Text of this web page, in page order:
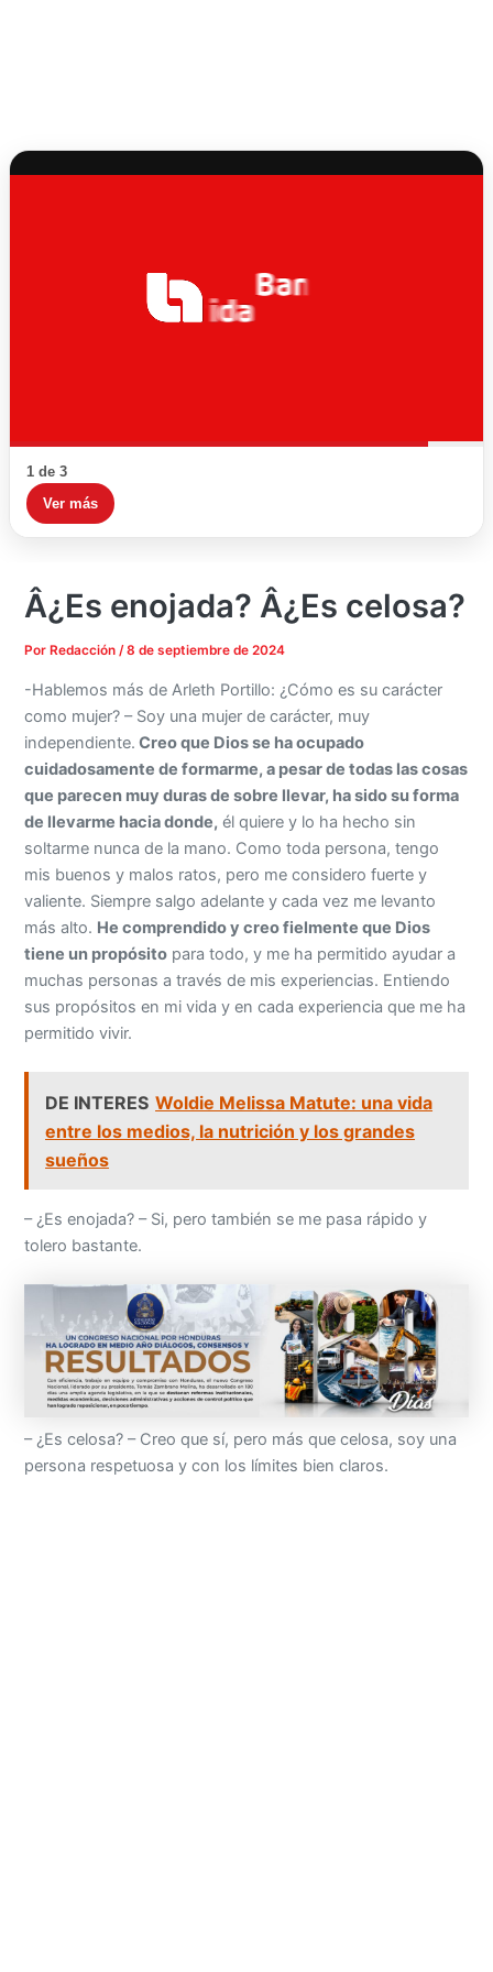
1 de 3
Ver más
Â¿Es enojada? Â¿Es celosa?
Por Redacción/8 de septiembre de 2024
-Hablemos más de Arleth Portillo: ¿Cómo es su carácter
como mujer? – Soy una mujer de carácter, muy
independiente. Creo que Dios se ha ocupado
cuidadosamente de formarme, a pesar de todas las cosas
que parecen muy duras de sobre llevar, ha sido su forma
de llevarme hacia donde, él quiere y lo ha hecho sin
soltarme nunca de la mano. Como toda persona, tengo
mis buenos y malos ratos, pero me considero fuerte y
valiente. Siempre salgo adelante y cada vez me levanto
más alto. He comprendido y creo fielmente que Dios
tiene un propósito para todo, y me ha permitido ayudar a
muchas personas a través de mis experiencias. Entiendo
sus propósitos en mi vida y en cada experiencia que me ha
permitido vivir.
DE INTERES Woldie Melissa Matute: una vida
entre los medios, la nutrición y los grandes
sueños
– ¿Es enojada? – Si, pero también se me pasa rápido y
tolero bastante.
– ¿Es celosa? – Creo que sí, pero más que celosa, soy una
persona respetuosa y con los límites bien claros.